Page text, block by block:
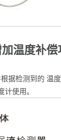
温度补
据检测到的 温
使用。